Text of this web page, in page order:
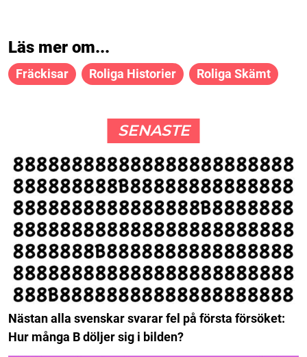
Läs mer om...
Fräckisar Roliga Historier Roliga Skämt
SENASTE
Nästan alla svenskar svarar fel på första försöket:
Hur många B döljer sig i bilden?